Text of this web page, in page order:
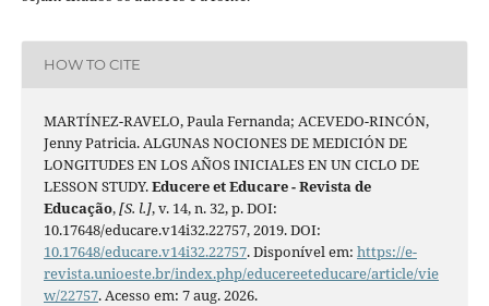
HOW TO CITE
MARTÍNEZ-RAVELO, Paula Fernanda; ACEVEDO-RINCÓN,
Jenny Patricia. ALGUNAS NOCIONES DE MEDICIÓN DE
LONGITUDES EN LOS AÑOS INICIALES EN UN CICLO DE
LESSON STUDY.Educere et Educare - Revista de
Educação,[S. l.], v. 14, n. 32, p. DOI:
10.17648/educare.v14i32.22757, 2019. DOI:
10.17648/educare.v14i32.22757. Disponível em: https://e-
revista.unioeste.br/index.php/educereeteducare/article/vie
w/22757. Acesso em: 7 aug. 2026.